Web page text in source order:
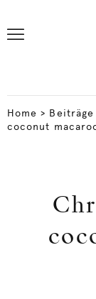
Home >
coconut